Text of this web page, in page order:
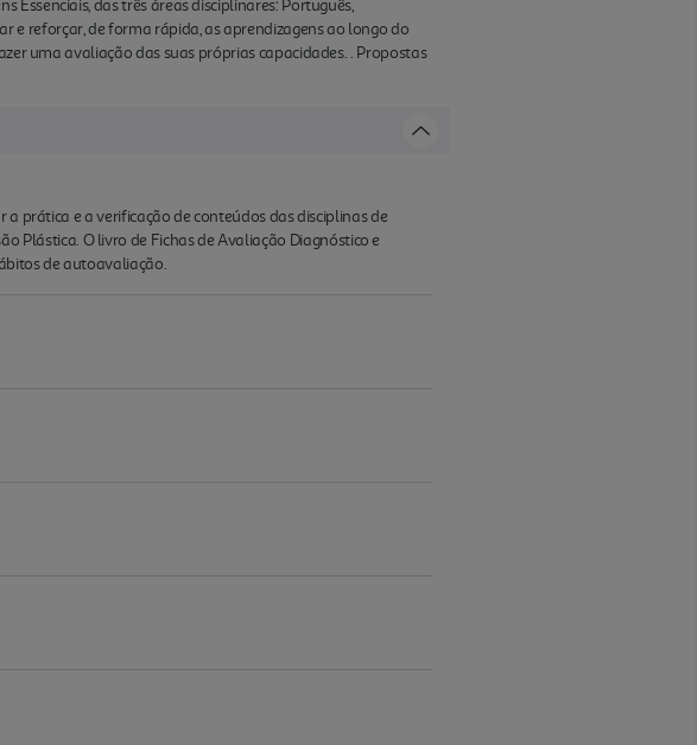
Essenciais, das três áreas disciplinares: Português,
e reforçar, de forma rápida, as aprendizagens ao longo do
uma avaliação das suas próprias capacidades. . Propostas
prática e a verificação de conteúdos das disciplinas de
Plástica. O livro de Fichas de Avaliação Diagnóstico e
de autoavaliação.